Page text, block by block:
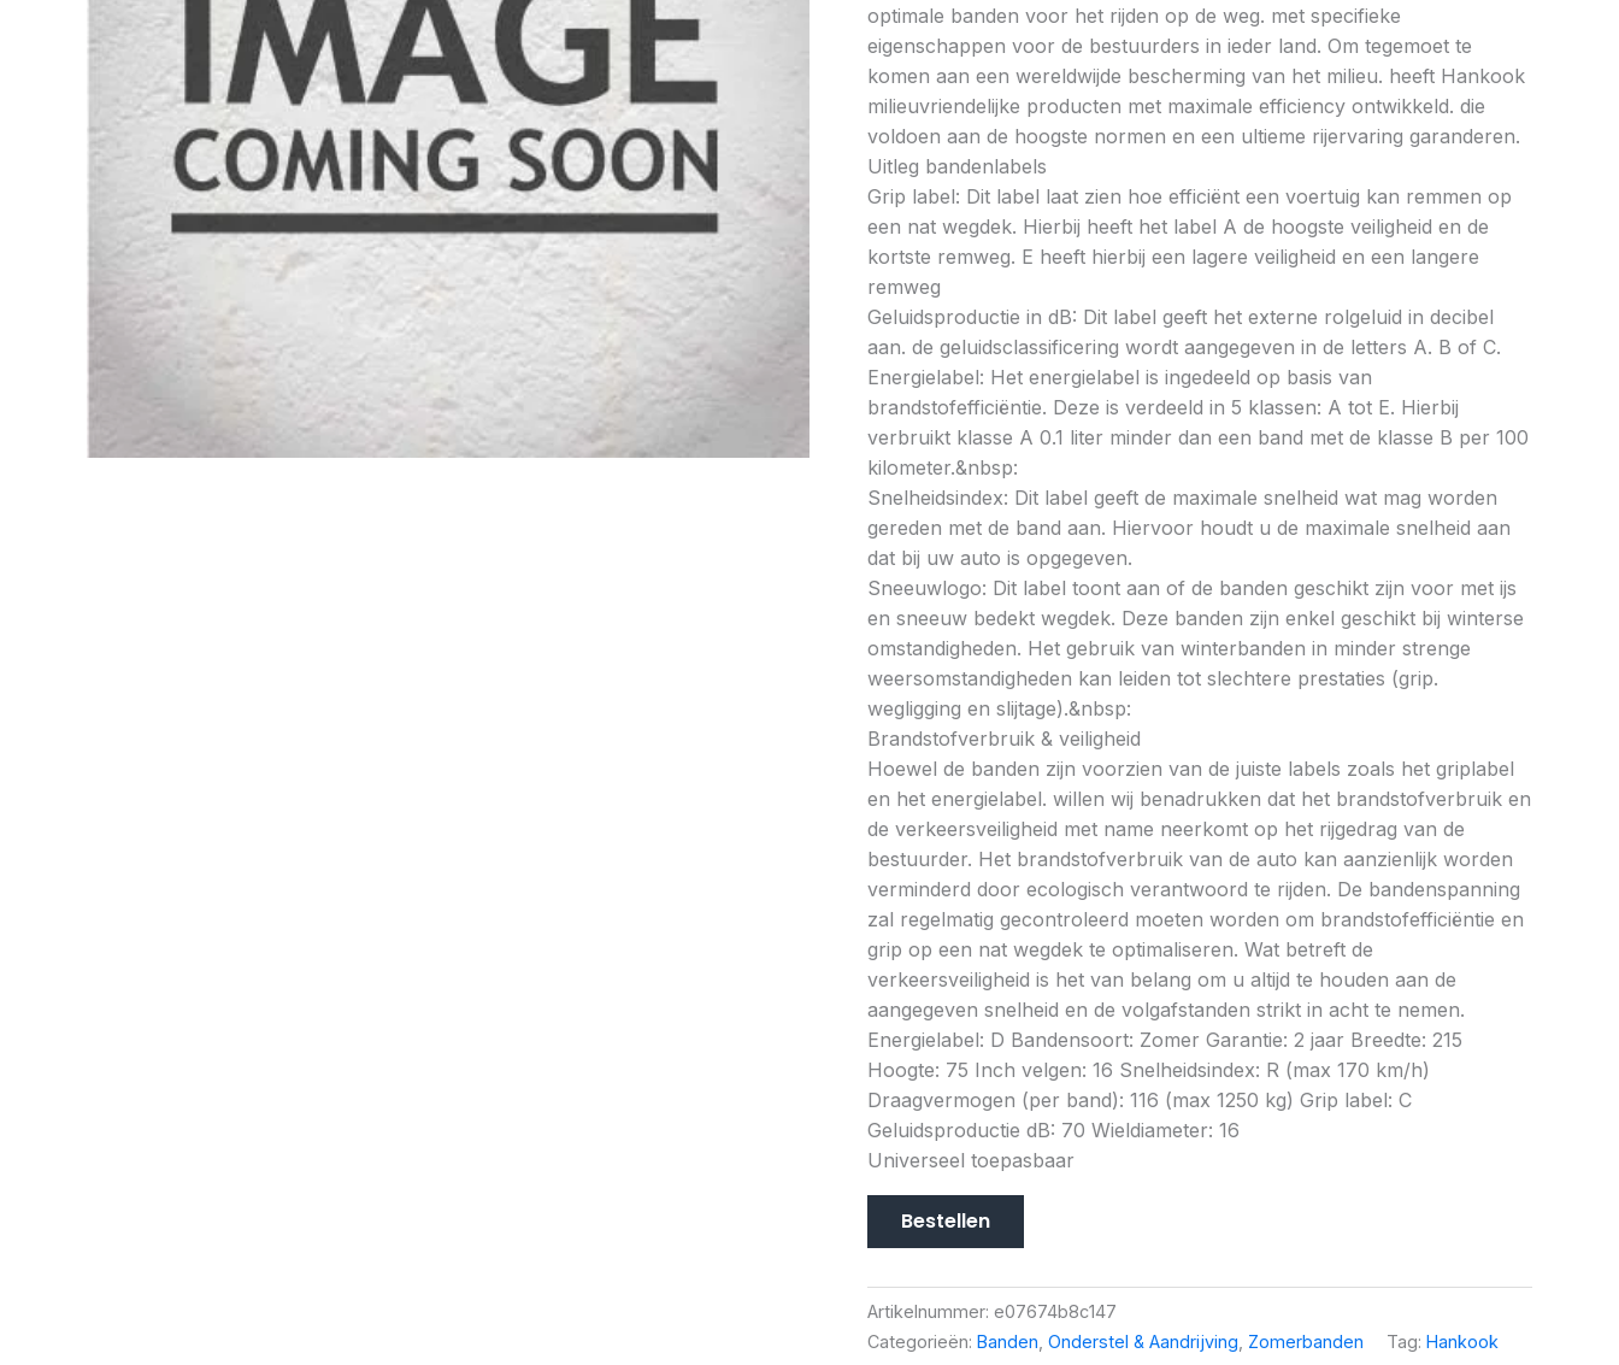
optimale banden voor het rijden op de weg. met specifieke
eigenschappen voor de bestuurders in ieder land. Om tegemoet te
komen aan een wereldwijde bescherming van het milieu. heeft Hankook
milieuvriendelijke producten met maximale efficiency ontwikkeld. die
voldoen aan de hoogste normen en een ultieme rijervaring garanderen.
Uitleg bandenlabels
Grip label: Dit label laat zien hoe efficiënt een voertuig kan remmen op
een nat wegdek. Hierbij heeft het label A de hoogste veiligheid en de
kortste remweg. E heeft hierbij een lagere veiligheid en een langere
remweg
Geluidsproductie in dB: Dit label geeft het externe rolgeluid in decibel
aan. de geluidsclassificering wordt aangegeven in de letters A. B of C.
Energielabel: Het energielabel is ingedeeld op basis van
brandstofefficiëntie. Deze is verdeeld in 5 klassen: A tot E. Hierbij
verbruikt klasse A 0.1 liter minder dan een band met de klasse B per 100
kilometer.&nbsp:
Snelheidsindex: Dit label geeft de maximale snelheid wat mag worden
gereden met de band aan. Hiervoor houdt u de maximale snelheid aan
dat bij uw auto is opgegeven.
Sneeuwlogo: Dit label toont aan of de banden geschikt zijn voor met ijs
en sneeuw bedekt wegdek. Deze banden zijn enkel geschikt bij winterse
omstandigheden. Het gebruik van winterbanden in minder strenge
weersomstandigheden kan leiden tot slechtere prestaties (grip.
wegligging en slijtage).&nbsp:
Brandstofverbruik & veiligheid
Hoewel de banden zijn voorzien van de juiste labels zoals het griplabel
en het energielabel. willen wij benadrukken dat het brandstofverbruik en
de verkeersveiligheid met name neerkomt op het rijgedrag van de
bestuurder. Het brandstofverbruik van de auto kan aanzienlijk worden
verminderd door ecologisch verantwoord te rijden. De bandenspanning
zal regelmatig gecontroleerd moeten worden om brandstofefficiëntie en
grip op een nat wegdek te optimaliseren. Wat betreft de
verkeersveiligheid is het van belang om u altijd te houden aan de
aangegeven snelheid en de volgafstanden strikt in acht te nemen.
Energielabel: D Bandensoort: Zomer Garantie: 2 jaar Breedte: 215
Hoogte: 75 Inch velgen: 16 Snelheidsindex: R (max 170 km/h)
Draagvermogen (per band): 116 (max 1250 kg) Grip label: C
Geluidsproductie dB: 70 Wieldiameter: 16
Universeel toepasbaar
Bestellen
Artikelnummer: e07674b8c147
Categorieën: Banden Onderstel & Aandrijving Zomerbanden Tag: Hankook